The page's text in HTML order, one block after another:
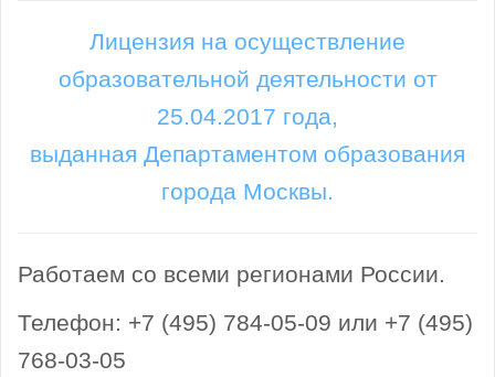
Лицензия на осуществление
образовательной деятельности от
25.04.2017 года,
выданная Департаментом образования
города Москвы.
Работаем со всеми регионами России.
Телефон: +7 (495) 784-05-09 или +7 (495)
768-03-05